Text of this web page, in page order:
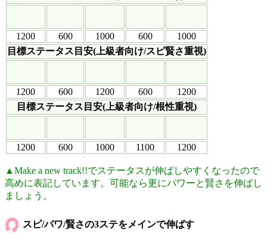
1200 600 1000 600
1000
目標ステータス目安(上級者向け/スピ賢さ重視)
1200 600 1200 600
1200
目標ステータス目安(上級者向け/根性重視)
1200 600 1000 1100 1200
▲Make a new track!!でステータスが伸ばしやすくなったので
高めに表記しています。可能なら更にパワーと賢さを伸ばし
ましょう。
スピ/パワ/賢さの3ステをメインで伸ばす